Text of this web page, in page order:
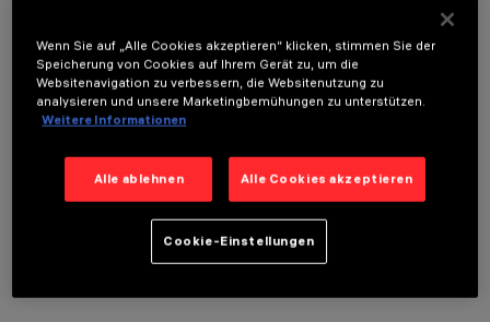
OPTIONALE KOMPONENTEN
TECHNISCHE DATEN
Wenn Sie auf „Alle Cookies akzeptieren“ klicken, stimmen Sie der
Speicherung von Cookies auf Ihrem Gerät zu, um die
Websitenavigation zu verbessern, die Websitenutzung zu
analysieren und unsere Marketingbemühungen zu unterstützen.
Weitere Informationen
Alle ablehnen Alle Cookies akzeptieren
Cookie-Einstellungen